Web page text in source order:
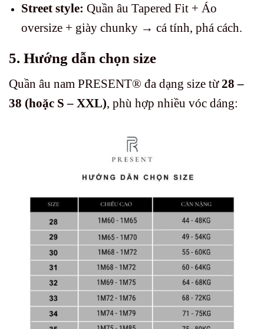
Street style: Quần âu Tapered Fit + Áo
oversize + giày chunky → cá tính, phá cách.
5. Hướng dẫn chọn size
Quần âu nam PRESENT® đa dạng size từ28 –
38 (hoặc S – XXL), phù hợp nhiều vóc dáng: